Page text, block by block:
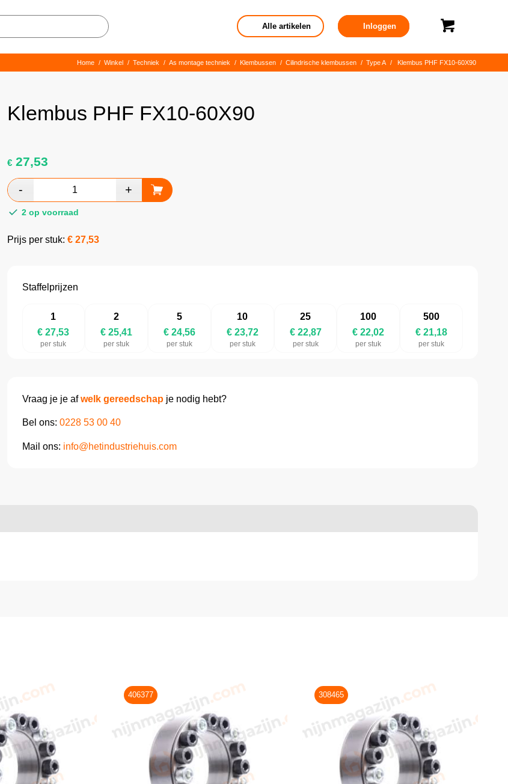
Alle artikelen Inloggen
Home / Winkel / Techniek / As montage techniek / Klembussen / Cilindrische klembussen / Type A / Klembus PHF FX10-60X90
Klembus PHF FX10-60X90
€27,53
2 op voorraad
Prijs per stuk: € 27,53
Staffelprijzen
1
€ 27,53
per stuk
2
€ 25,41
per stuk
5
€ 24,56
per stuk
10
€ 23,72
per stuk
25
€ 22,87
per stuk
100
€ 22,02
per stuk
500
€ 21,18
per stuk
Vraag je je afwelk gereedschapje nodig hebt?
Bel ons: 0228 53 00 40
Mail ons: info@hetindustriehuis.com
406377 308465